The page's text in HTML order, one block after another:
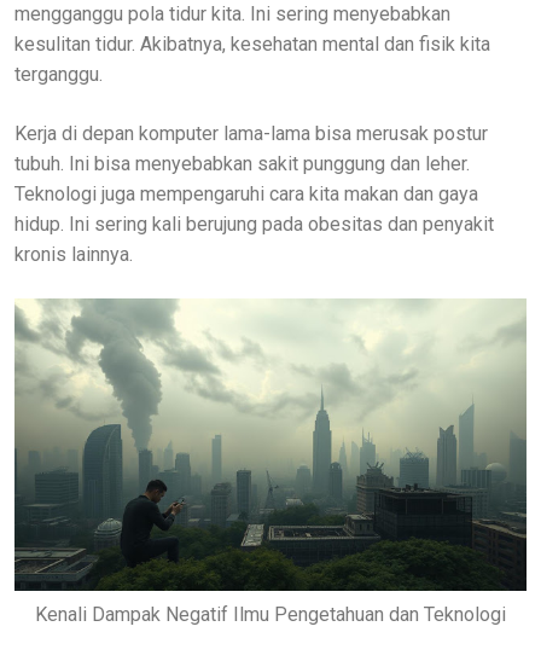
mengganggu pola tidur kita. Ini sering menyebabkan
kesulitan tidur. Akibatnya, kesehatan mental dan fisik kita
terganggu.
Kerja di depan komputer lama-lama bisa merusak postur
tubuh. Ini bisa menyebabkan sakit punggung dan leher.
Teknologi juga mempengaruhi cara kita makan dan gaya
hidup. Ini sering kali berujung pada obesitas dan penyakit
kronis lainnya.
Kenali Dampak Negatif Ilmu Pengetahuan dan Teknologi